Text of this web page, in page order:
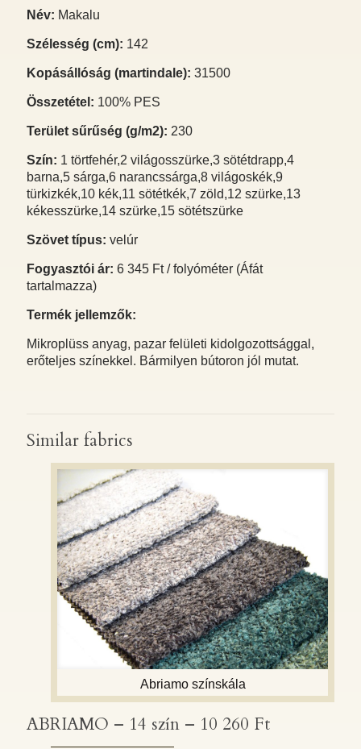
Név: Makalu
Szélesség (cm): 142
Kopásállóság (martindale): 31500
Összetétel: 100% PES
Terület sűrűség (g/m2): 230
Szín: 1 törtfehér,2 világosszürke,3 sötétdrapp,4
barna,5 sárga,6 narancssárga,8 világoskék,9
türkizkék,10 kék,11 sötétkék,7 zöld,12 szürke,13
kékesszürke,14 szürke,15 sötétszürke
Szövet típus: velúr
Fogyasztói ár: 6 345 Ft / folyóméter (Áfát
tartalmazza)
Termék jellemzők:
Mikroplüss anyag, pazar felületi kidolgozottsággal,
erőteljes színekkel. Bármilyen bútoron jól mutat.
Similar fabrics
ABRIAMO – 14 szín – 10 260 Ft
Abriamo színskála
ABRIAMO – 14 szín – 10 260 Ft